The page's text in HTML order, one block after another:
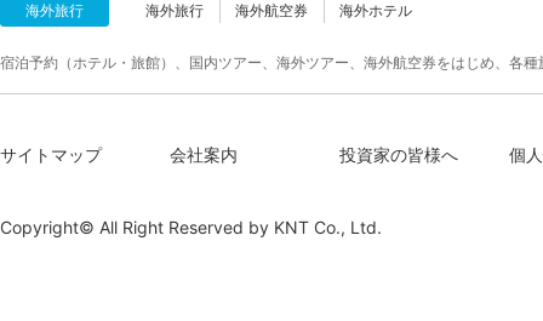
海外旅行 海外旅行 海外航空券 海外ホテル
宿泊予約（ホテル・旅館）、国内ツアー、海外ツアー、海外航空券をはじめ、各
サイトマップ 会社案内 投資家の皆様へ 個
Copyright© All Right Reserved by KNT Co., Ltd.